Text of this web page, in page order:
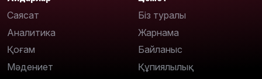
Саясат
Аналитика
Қоғам
Мәдениет
Біз туралы
Жарнама
Байланыс
Құпиялылық